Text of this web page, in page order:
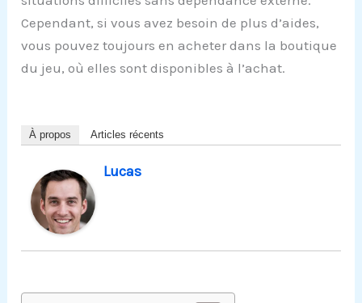
Cependant, si vous avez besoin de plus d’aides,
vous pouvez toujours en acheter dans la boutique
du jeu, où elles sont disponibles à l’achat.
À propos Articles récents
Lucas